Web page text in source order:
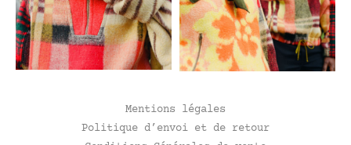
Mentions légales
Politique d’envoi et de retour